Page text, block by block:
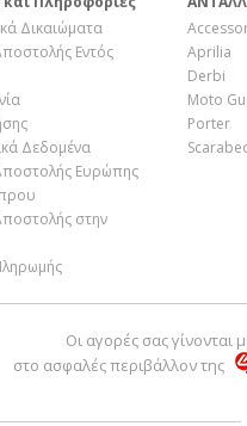
Δικαιώματα
Εντός
Δεδομένα
Ευρώπης
στην
Aprilia
Derbi
Moto
Porter
Οι αγορές σας
στο ασφαλές περιβάλλον της